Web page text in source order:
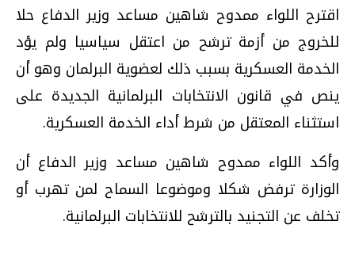
اقترح اللواء ممدوح شاهين مساعد وزير الدفاع حلا
للخروج من أزمة ترشح من اعتقل سياسيا ولم يؤد
الخدمة العسكرية بسبب ذلك لعضوية البرلمان وهو أن
ينص في قانون الانتخابات البرلمانية الجديدة على
استثناء المعتقل من شرط أداء الخدمة العسكرية.
وأكد اللواء ممدوح شاهين مساعد وزير الدفاع أن
الوزارة ترفض شكلا وموضوعا السماح لمن تهرب أو
تخلف عن التجنيد بالترشح للانتخابات البرلمانية.